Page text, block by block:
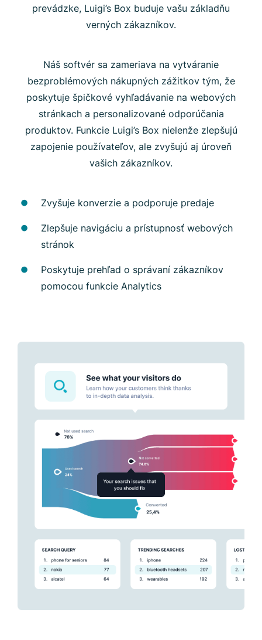
prevádzke, Luigi’s Box buduje vašu základňu
verných zákazníkov.
Náš softvér sa zameriava na vytváranie
bezproblémových nákupných zážitkov tým, že
poskytuje špičkové vyhľadávanie na webových
stránkach a personalizované odporúčania
produktov. Funkcie Luigi’s Box nielenže zlepšujú
zapojenie používateľov, ale zvyšujú aj úroveň
vašich zákazníkov.
Zvyšuje konverzie a podporuje predaje
Zlepšuje navigáciu a prístupnosť webových
stránok
Poskytuje prehľad o správaní zákazníkov
pomocou funkcie Analytics